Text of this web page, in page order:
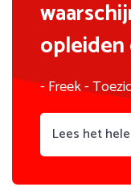
- Freek -
Lees het